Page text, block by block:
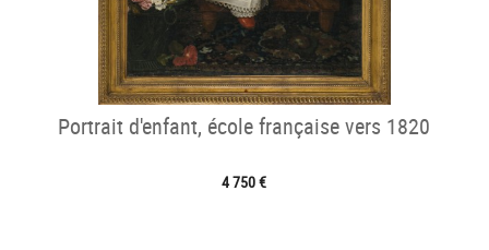
Portrait d'enfant, école française vers 1820
4 750 €